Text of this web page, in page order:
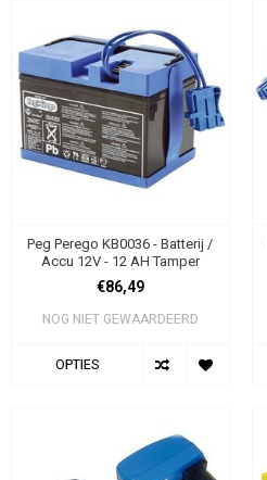
Peg Perego KB0036 - Batterij /
Accu 12V - 12 AH Tamper
€86,49
NOG NIET GEWAARDEERD
OPTIES